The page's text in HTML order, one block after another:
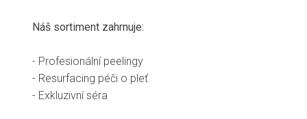
Náš sortiment zahrnuje:
- Profesionální peelingy
- Resurfacing péči o pleť
- Exkluzivní séra